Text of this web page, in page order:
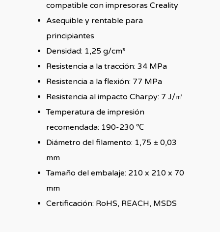
compatible con impresoras Creality
Asequible y rentable para
principiantes
Densidad: 1,25 g/cm³
Resistencia a la tracción: 34 MPa
Resistencia a la flexión: 77 MPa
Resistencia al impacto Charpy: 7 J/㎡
Temperatura de impresión
recomendada: 190-230 ℃
Diámetro del filamento: 1,75 ± 0,03
mm
Tamaño del embalaje: 210 x 210 x 70
mm
Certificación: RoHS, REACH, MSDS